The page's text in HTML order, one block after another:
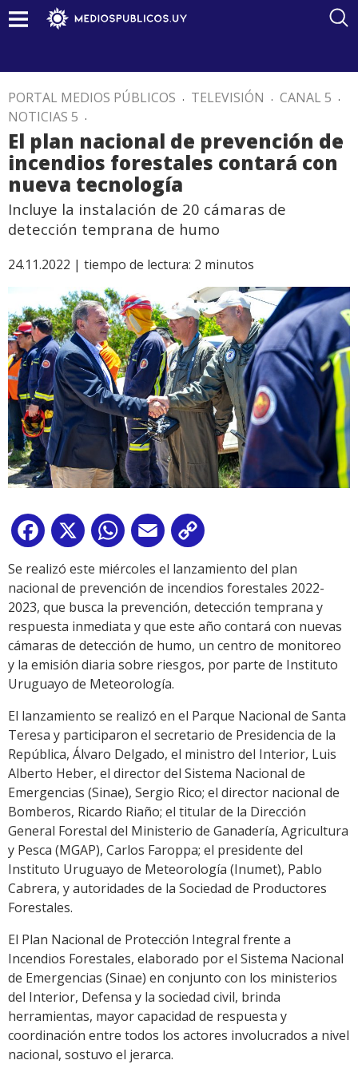
PORTAL MEDIOS PÚBLICOS . TELEVISIÓN . CANAL 5 .
NOTICIAS 5 .
El plan nacional de prevención de
incendios forestales contará con
nueva tecnología
Incluye la instalación de 20 cámaras de
detección temprana de humo
24.11.2022 | tiempo de lectura: 2 minutos
Facebook
X WhatsApp
Email
Link
Se realizó este miércoles el lanzamiento del plan
nacional de prevención de incendios forestales 2022-
2023, que busca la prevención, detección temprana y
respuesta inmediata y que este año contará con nuevas
cámaras de detección de humo, un centro de monitoreo
y la emisión diaria sobre riesgos, por parte de Instituto
Uruguayo de Meteorología.
El lanzamiento se realizó en el Parque Nacional de Santa
Teresa y participaron el secretario de Presidencia de la
República, Álvaro Delgado, el ministro del Interior, Luis
Alberto Heber, el director del Sistema Nacional de
Emergencias (Sinae), Sergio Rico; el director nacional de
Bomberos, Ricardo Riaño; el titular de la Dirección
General Forestal del Ministerio de Ganadería, Agricultura
y Pesca (MGAP), Carlos Faroppa; el presidente del
Instituto Uruguayo de Meteorología (Inumet), Pablo
Cabrera, y autoridades de la Sociedad de Productores
Forestales.
El Plan Nacional de Protección Integral frente a
Incendios Forestales, elaborado por el Sistema Nacional
de Emergencias (Sinae) en conjunto con los ministerios
del Interior, Defensa y la sociedad civil, brinda
herramientas, mayor capacidad de respuesta y
coordinación entre todos los actores involucrados a nivel
nacional, sostuvo el jerarca.